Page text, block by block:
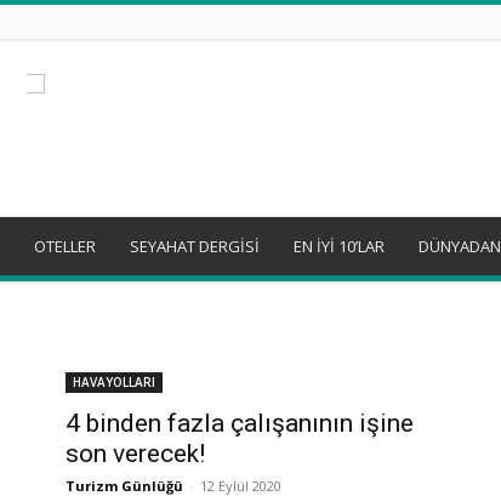
OTELLER SEYAHAT DERGİSİ EN İYİ 10’LAR DÜNYADAN
HAVAYOLLARI
4 binden fazla çalışanının işine
son verecek!
Turizm Günlüğü - 12 Eylül 2020